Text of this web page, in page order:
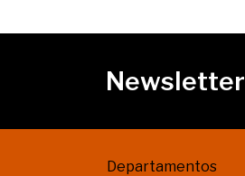
Newsletter
Departamentos